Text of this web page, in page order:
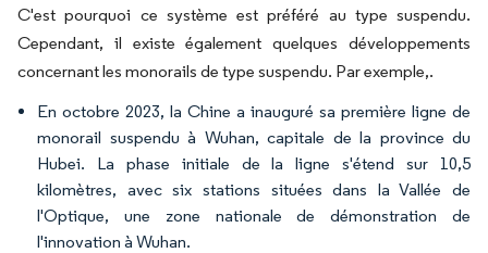
C'est pourquoi ce système est préféré au type suspendu.
Cependant, il existe également quelques développements
concernant les monorails de type suspendu. Par exemple,.
En octobre 2023, la Chine a inauguré sa première ligne de
monorail suspendu à Wuhan, capitale de la province du
Hubei. La phase initiale de la ligne s'étend sur 10,5
kilomètres, avec six stations situées dans la Vallée de
l'Optique, une zone nationale de démonstration de
l'innovation à Wuhan.